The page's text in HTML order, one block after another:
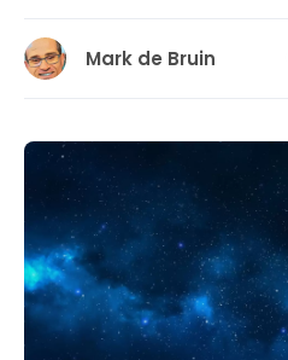
Mark de Bruin